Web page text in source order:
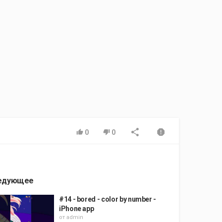
0 0
#14 - bored - color by number -
iPhone app
от admin